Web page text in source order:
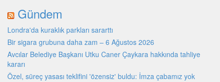
Gündem
Londra'da kuraklık parkları sararttı
Bir sigara grubuna daha zam – 6 Ağustos 2026
Avcılar Belediye Başkanı Utku Caner Çaykara hakkında tahliye
kararı
Özel, süreç yasası teklifini 'özensiz' buldu: İmza çabamız yok